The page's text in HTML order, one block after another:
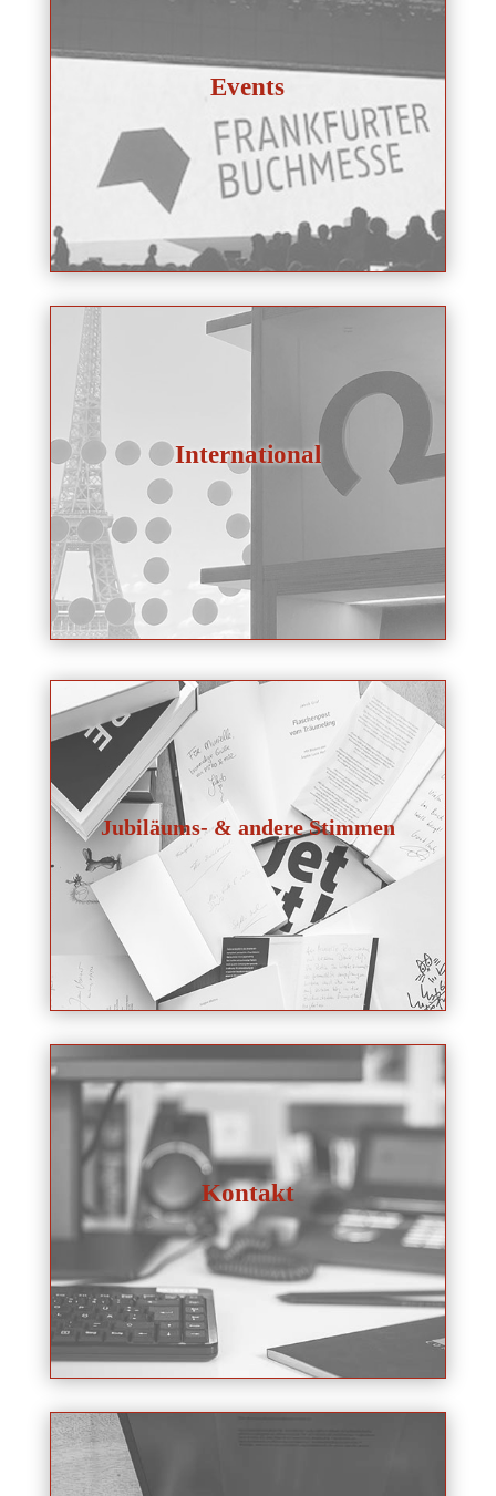
Events
International
Jubiläums- & andere Stimmen
Kontakt